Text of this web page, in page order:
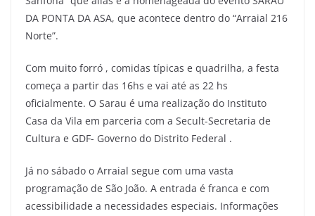
DA PONTA DA ASA, que acontece dentro do “Arraial 216
Norte”.
Com muito forró , comidas típicas e quadrilha, a festa
começa a partir das 16hs e vai até as 22 hs
oficialmente. O Sarau é uma realização do Instituto
Casa da Vila em parceria com a Secult-Secretaria de
Cultura e GDF- Governo do Distrito Federal .
Já no sábado o Arraial segue com uma vasta
programação de São João. A entrada é franca e com
acessibilidade a necessidades especiais. Informações